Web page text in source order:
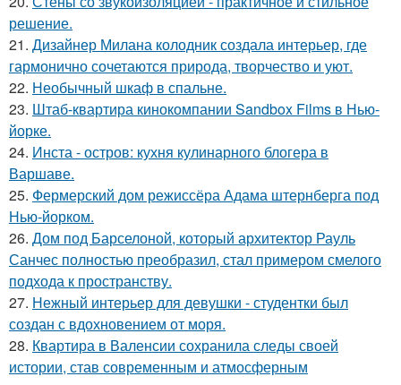
решение.
21. Дизайнер Милана колодник создала интерьер, где
гармонично сочетаются природа, творчество и уют.
22. Необычный шкаф в спальне.
23. Штаб-квартира кинокомпании Sandbox Films в Нью-
йорке.
24. Инста - остров: кухня кулинарного блогера в
Варшаве.
25. Фермерский дом режиссёра Адама штернберга под
Нью-йорком.
26. Дом под Барселоной, который архитектор Рауль
Санчес полностью преобразил, стал примером смелого
подхода к пространству.
27. Нежный интерьер для девушки - студентки был
создан с вдохновением от моря.
28. Квартира в Валенсии сохранила следы своей
истории, став современным и атмосферным